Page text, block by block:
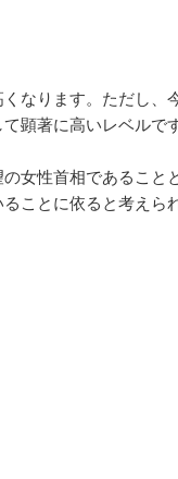
なります。ただし、
顕著に高いレベルです
女性首相であること
ことに依ると考えら